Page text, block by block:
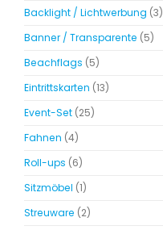
Backlight / Lichtwerbung (3)
Banner / Transparente (5)
Beachflags (5)
Eintrittskarten (13)
Event-Set (25)
Fahnen (4)
Roll-ups (6)
Sitzmöbel (1)
Streuware (2)